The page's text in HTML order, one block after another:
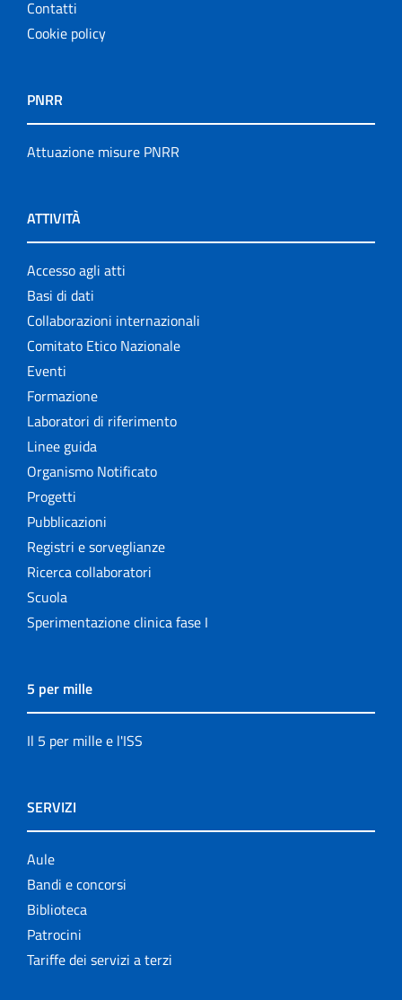
Contatti
Cookie policy
PNRR
Attuazione misure PNRR
ATTIVITÀ
Accesso agli atti
Basi di dati
Collaborazioni internazionali
Comitato Etico Nazionale
Eventi
Formazione
Laboratori di riferimento
Linee guida
Organismo Notificato
Progetti
Pubblicazioni
Registri e sorveglianze
Ricerca collaboratori
Scuola
Sperimentazione clinica fase I
5 per mille
Il 5 per mille e l'ISS
SERVIZI
Aule
Bandi e concorsi
Biblioteca
Patrocini
Tariffe dei servizi a terzi